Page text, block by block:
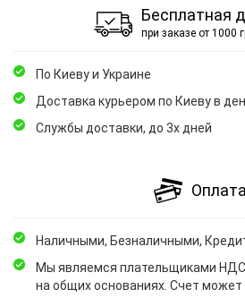
Бесплатная
при заказе от 1000
По Киеву и Украине
Доставка курьером по Киеву в
Службы доставки, до 3х дней
Оплата
Наличными, Безналичными,
Мы являемся плательщиками НДС
на общих основаниях. Счет